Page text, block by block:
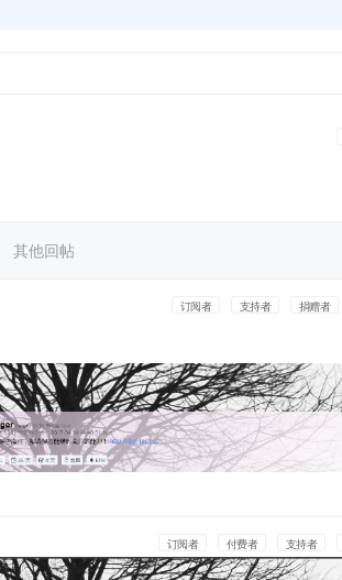
其他回帖
订阅者 支持者 捐赠者
订阅者 付费者 支持者